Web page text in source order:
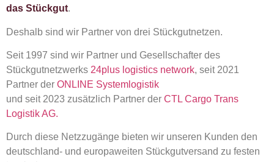
das Stückgut.
Deshalb sind wir Partner von drei Stückgutnetzen.
Seit 1997 sind wir Partner und Gesellschafter des
Stückgutnetzwerks 24plus logistics network, seit 2021
Partner der ONLINE Systemlogistik
und seit 2023 zusätzlich Partner der CTL Cargo Trans
Logistik AG.
Durch diese Netzzugänge bieten wir unseren Kunden den
deutschland- und europaweiten Stückgutversand zu festen